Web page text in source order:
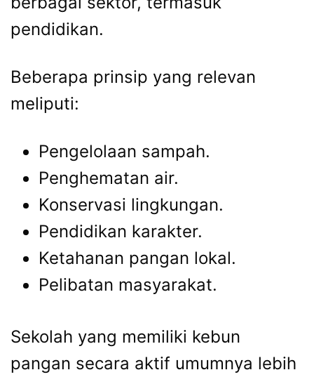
pendidikan.
Beberapa prinsip yang relevan
meliputi:
Pengelolaan sampah.
Penghematan air.
Konservasi lingkungan.
Pendidikan karakter.
Ketahanan pangan lokal.
Pelibatan masyarakat.
Sekolah yang memiliki kebun
pangan secara aktif umumnya lebih